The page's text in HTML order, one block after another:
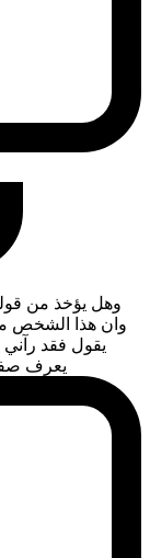
وهل يؤخذ من
وان هذا الشخص
يقول فقد رآني
يعرف